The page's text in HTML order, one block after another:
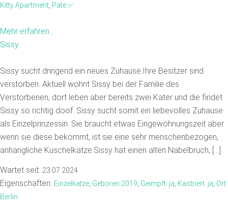
Kitty Apartment Pate ✅️
Mehr erfahren...
Sissy
Sissy sucht dringend ein neues Zuhause.Ihre Besitzer sind
verstorben. Aktuell wohnt Sissy bei der Familie des
Verstorbenen, dort leben aber bereits zwei Kater und die findet
Sissy so richtig doof. Sissy sucht somit ein liebevolles Zuhause
als Einzelprinzessin. Sie braucht etwas Eingewöhnungszeit aber
wenn sie diese bekommt, ist sie eine sehr menschenbezogen,
anhängliche Kuschelkatze.Sissy hat einen alten Nabelbruch, […]
Wartet seit: 23.07.2024
Eigenschaften: Einzelkatze Geboren 2019 Geimpft: ja Kastriert: ja Ort:
Berlin